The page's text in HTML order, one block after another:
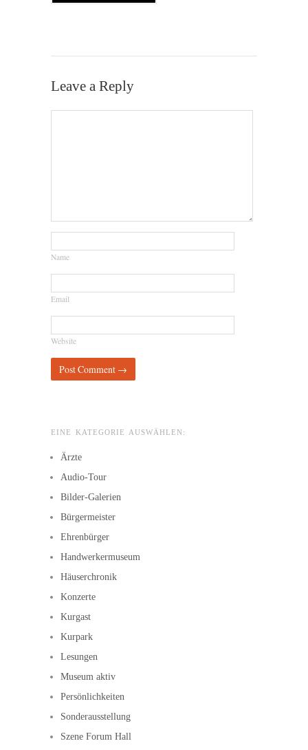
Leave a Reply
Name
Email
Website
EINE KATEGORIE AUSWÄHLEN:
Ärzte
Audio-Tour
Bilder-Galerien
Bürgermeister
Ehrenbürger
Handwerkermuseum
Häuserchronik
Konzerte
Kurgast
Kurpark
Lesungen
Museum aktiv
Persönlichkeiten
Sonderausstellung
Szene Forum Hall